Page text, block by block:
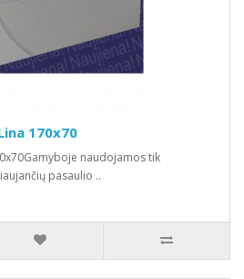
170x70
naudojamos tik
pasaulio ..